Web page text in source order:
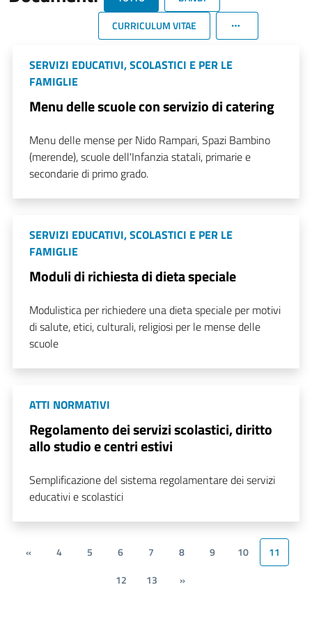
CURRICULUM VITAE
SERVIZI EDUCATIVI, SCOLASTICI E PER LE
FAMIGLIE
Menu delle scuole con servizio di catering
Menu delle mense per Nido Rampari, Spazi Bambino
(merende), scuole dell'Infanzia statali, primarie e
secondarie di primo grado.
SERVIZI EDUCATIVI, SCOLASTICI E PER LE
FAMIGLIE
Moduli di richiesta di dieta speciale
Modulistica per richiedere una dieta speciale per motivi
di salute, etici, culturali, religiosi per le mense delle
scuole
ATTI NORMATIVI
Regolamento dei servizi scolastici, diritto
allo studio e centri estivi
Semplificazione del sistema regolamentare dei servizi
educativi e scolastici
« 4 5 6 7 8 9 10
11
12
13 »